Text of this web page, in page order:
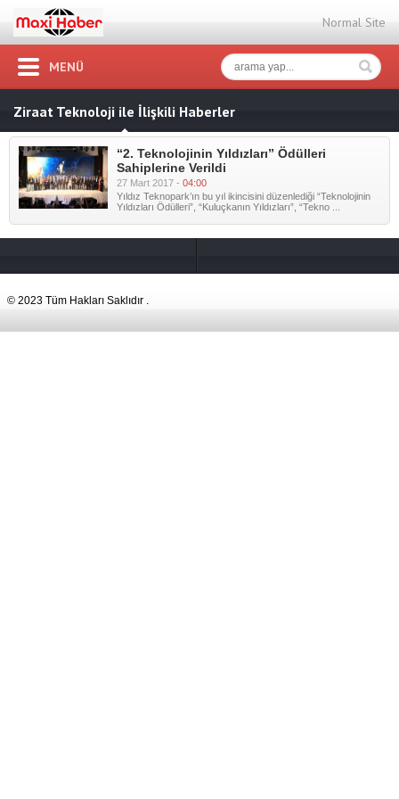
Normal Site
MENÜ
Ziraat Teknoloji ile İlişkili Haberler
“2. Teknolojinin Yıldızları” Ödülleri
Sahiplerine Verildi
27 Mart 2017 - 04:00
Yıldız Teknopark’ın bu yıl ikincisini düzenlediği “Teknolojinin
Yıldızları Ödülleri”, “Kuluçkanın Yıldızları”, “Tekno ...
© 2023 Tüm Hakları Saklıdır .